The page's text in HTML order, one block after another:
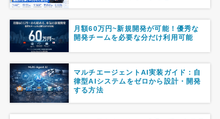
月額60万円~新規開発が可能！優秀な
開発チームを必要な分だけ利用可能
マルチエージェントAI実装ガイド：自
律型AIシステムをゼロから設計・開発
する方法